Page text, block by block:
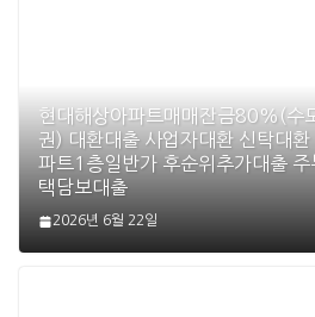
현대해상아파트매매잔금80%(수
권) 대환대출 사업자대환 신탁대
파트1층일반가 후순위추가대출 주
택담보대출